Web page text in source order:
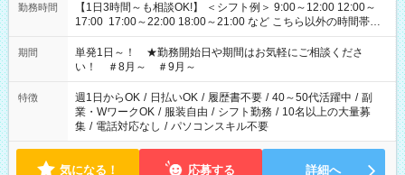
勤務時間
【1日3時間～も相談OK!】 ＜シフト例＞ 9:00～12:00 12:00～
17:00 17:00～22:00 18:00～21:00 など こちら以外の時間帯も
お気軽にご相談ください！
期間
単発1日～！ ★勤務開始日や期間はお気軽にご相談くださ
い！ ＃8月～ ＃9月～
特徴 週1日からOK / 日払いOK / 履歴書不要 / 40～50代活躍中 / 副
業・WワークOK / 服装自由 / シフト勤務 / 10名以上の大量募
集 / 電話対応なし / パソコンスキル不要
気になる！ 応募する 詳細へ